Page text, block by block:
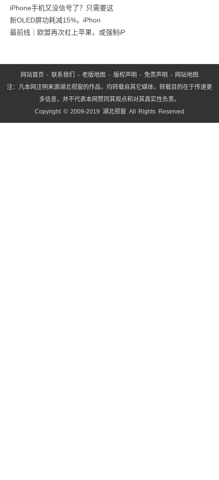
iPhone手机又没信号了？只需要这
新OLED屏功耗减15%，iPhon
最前线｜欧盟再次杠上苹果，或强制iP
网站首页 - 联系我们 -老版地图 - 版权声明 -免责声明 - 网站地图
注：凡本网注明来源湖北视窗的作品，均转载自其它媒体，转载目的在于传递更
多信息，并不代表本网赞同其观点和对其真实性负责。
Copyright © 2009-2019 湖北视窗 All Rights Reserved